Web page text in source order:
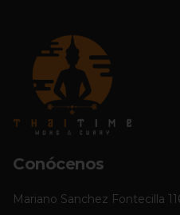
Conócenos
Mariano Sanchez Fontecilla